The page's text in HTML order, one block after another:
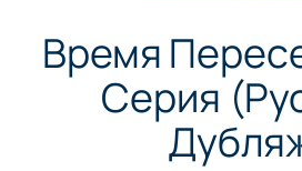
Время
Серия